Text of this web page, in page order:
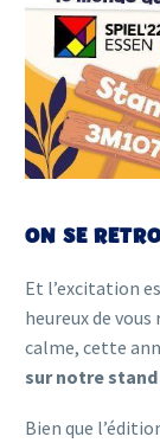
ON SE
Et l’excitation
heureux de
calme, cette
sur notre stand
Bien que